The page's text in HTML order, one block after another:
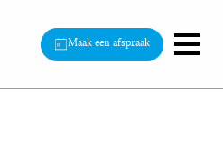
Maak een afspraak